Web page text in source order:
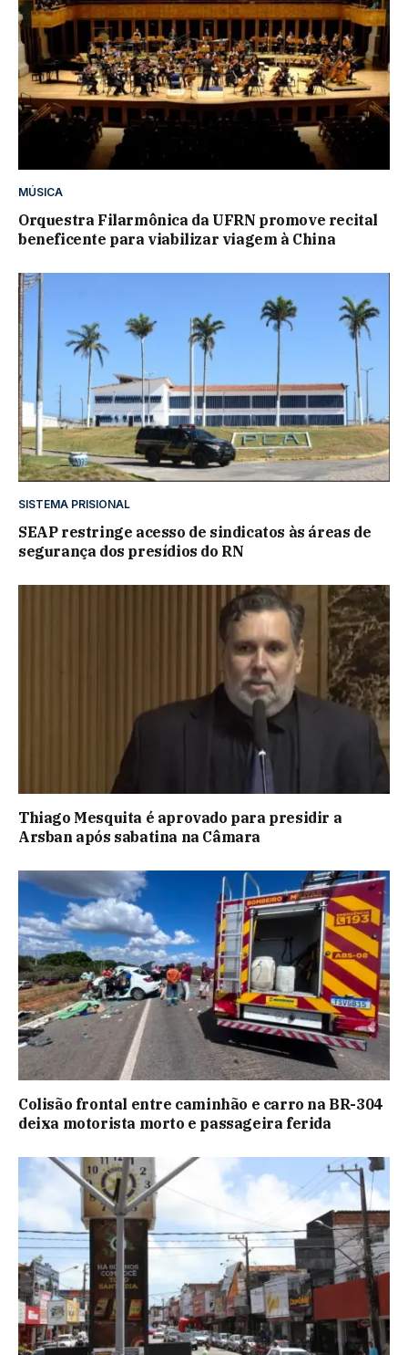
MÚSICA
Orquestra Filarmônica da UFRN promove recital
beneficente para viabilizar viagem à China
SISTEMA PRISIONAL
SEAP restringe acesso de sindicatos às áreas de
segurança dos presídios do RN
Thiago Mesquita é aprovado para presidir a
Arsban após sabatina na Câmara
Colisão frontal entre caminhão e carro na BR-304
deixa motorista morto e passageira ferida